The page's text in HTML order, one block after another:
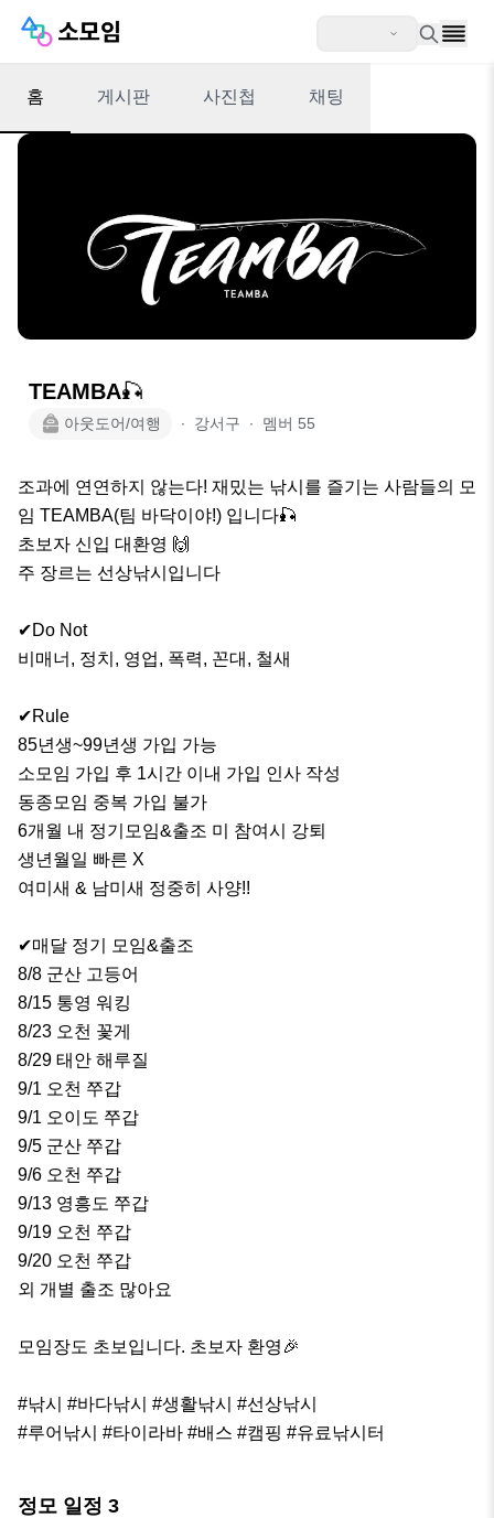
홈 게시판 사진첩 채팅
TEAMBA🎣
아웃도어/여행 ∙ 강서구 ∙ 멤버 55
조과에 연연하지 않는다! 재밌는 낚시를 즐기는 사람들의 모
임 TEAMBA(팀 바닥이야!) 입니다🎣
초보자 신입 대환영 🙌
주 장르는 선상낚시입니다
✔Do Not
비매너, 정치, 영업, 폭력, 꼰대, 철새
✔Rule
85년생~99년생 가입 가능
소모임 가입 후 1시간 이내 가입 인사 작성
동종모임 중복 가입 불가
6개월 내 정기모임&출조 미 참여시 강퇴
생년월일 빠른 X
여미새 & 남미새 정중히 사양!!
✔매달 정기 모임&출조
8/8 군산 고등어
8/15 통영 워킹
8/23 오천 꽃게
8/29 태안 해루질
9/1 오천 쭈갑
9/1 오이도 쭈갑
9/5 군산 쭈갑
9/6 오천 쭈갑
9/13 영흥도 쭈갑
9/19 오천 쭈갑
9/20 오천 쭈갑
외 개별 출조 많아요
모임장도 초보입니다. 초보자 환영🎉
#낚시 #바다낚시 #생활낚시 #선상낚시
#루어낚시 #타이라바 #배스 #캠핑 #유료낚시터
정모 일정 3